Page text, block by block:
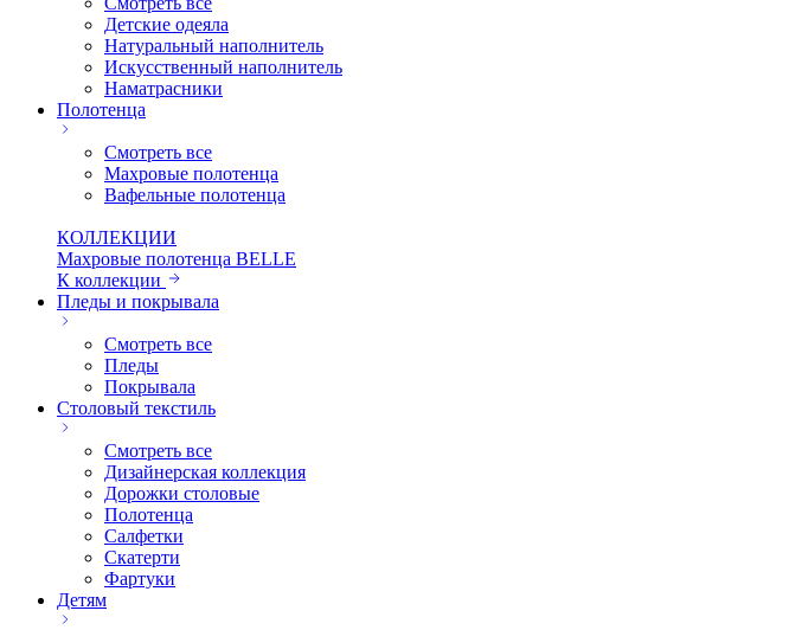
Детские одеяла
Натуральный наполнитель
Искуcственный наполнитель
Наматрасники
Полотенца
Смотреть все
Махровые полотенца
Вафельные полотенца
КОЛЛЕКЦИИ
Махровые полотенца BELLE
К коллекции
Пледы и покрывала
Смотреть все
Пледы
Покрывала
Столовый текстиль
Смотреть все
Дизайнерская коллекция
Дорожки столовые
Полотенца
Салфетки
Скатерти
Фартуки
Детям